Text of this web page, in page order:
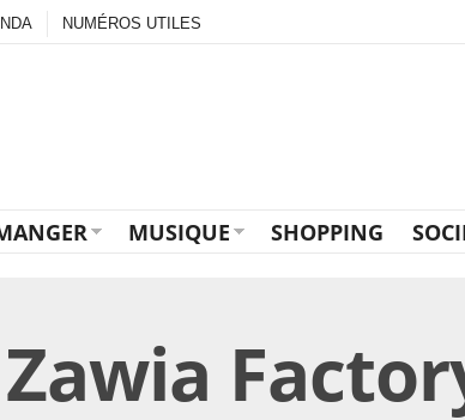
NUMÉROS UTILES
MUSIQUE SHOPPING